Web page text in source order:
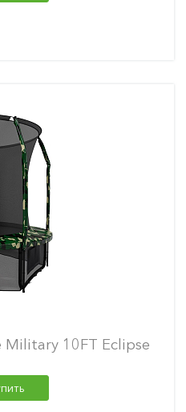
Military 10FT Eclipse